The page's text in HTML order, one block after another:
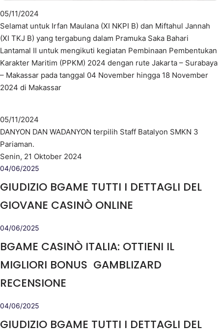
05/11/2024
Selamat untuk Irfan Maulana (XI NKPI B) dan Miftahul Jannah
(XI TKJ B) yang tergabung dalam Pramuka Saka Bahari
Lantamal II untuk mengikuti kegiatan Pembinaan Pembentukan
Karakter Maritim (PPKM) 2024 dengan rute Jakarta – Surabaya
– Makassar pada tanggal 04 November hingga 18 November
2024 di Makassar
05/11/2024
DANYON DAN WADANYON terpilih Staff Batalyon SMKN 3
Pariaman.
Senin, 21 Oktober 2024
04/06/2025
GIUDIZIO BGAME TUTTI I DETTAGLI DEL
GIOVANE CASINÒ ONLINE
04/06/2025
BGAME CASINÒ ITALIA: OTTIENI IL
MIGLIORI BONUS ️ GAMBLIZARD
RECENSIONE
04/06/2025
GIUDIZIO BGAME TUTTI I DETTAGLI DEL